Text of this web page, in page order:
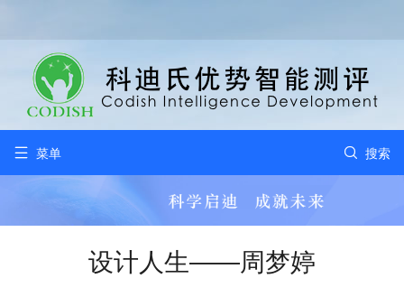
 菜单  搜索
设计人生——周梦婷